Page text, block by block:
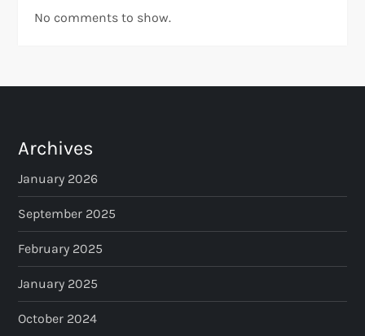
No comments to show.
Archives
January 2026
September 2025
February 2025
January 2025
October 2024